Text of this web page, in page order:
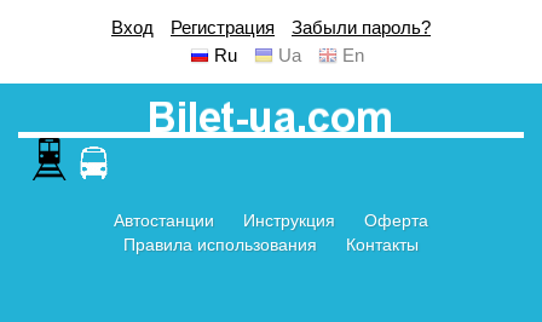
Вход Регистрация
Забыли пароль?
Ru
Ua En
Автостанции Инструкция
Оферта
Правила использования
Контакты